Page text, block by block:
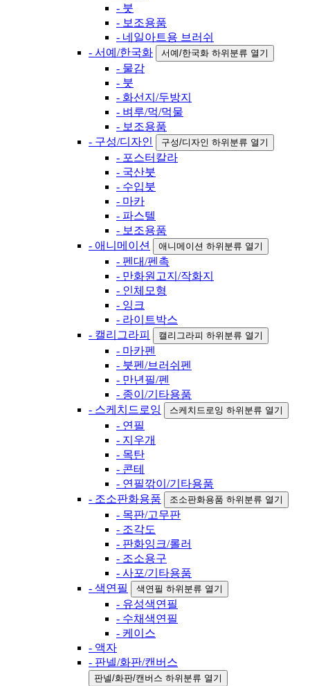
- 붓
- 보조용품
- 네일아트용 브러쉬
- 서예/한국화
서예/한국화 하위분류 열기
- 물감
- 붓
- 화선지/두방지
- 벼루/먹/먹물
- 보조용품
- 구성/디자인
구성/디자인 하위분류 열기
- 포스터칼라
- 국산붓
- 수입붓
- 마카
- 파스텔
- 보조용품
- 애니메이션
애니메이션 하위분류 열기
- 펜대/펜촉
- 만화원고지/작화지
- 인체모형
- 잉크
- 라이트박스
- 캘리그라피
캘리그라피 하위분류 열기
- 마카펜
- 붓펜/브러쉬펜
- 만년필/펜
- 종이/기타용품
- 스케치드로잉
스케치드로잉 하위분류 열기
- 연필
- 지우개
- 목탄
- 콘테
- 연필깎이/기타용품
- 조소판화용품
조소판화용품 하위분류 열기
- 목판/고무판
- 조각도
- 판화잉크/롤러
- 조소용구
- 사포/기타용품
- 색연필
색연필 하위분류 열기
- 유성색연필
- 수채색연필
- 케이스
- 액자
- 판넬/화판/캔버스
판넬/화판/캔버스 하위분류 열기